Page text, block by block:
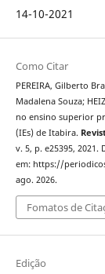
14-10-2021
Como Citar
PEREIRA, Gilberto
Madalena Souza;
no ensino superior
(IEs) de Itabira.
v. 5, p. e25395, 2021.
em: https://
ago. 2026.
Fomatos de
Edição